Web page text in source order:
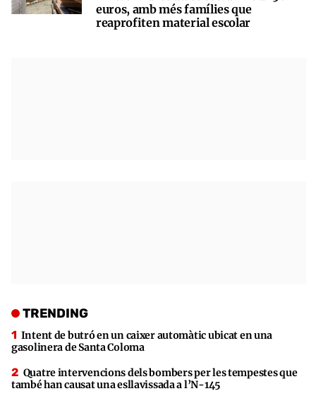
euros, amb més famílies que
reaprofiten material escolar
TRENDING
Intent de butró en un caixer automàtic ubicat en una
gasolinera de Santa Coloma
Quatre intervencions dels bombers per les tempestes que
també han causat una esllavissada a l’N-145